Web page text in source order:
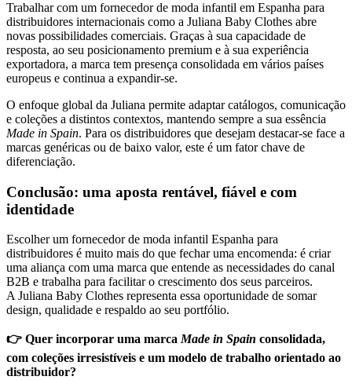
Trabalhar com um fornecedor de moda infantil em Espanha para
distribuidores internacionais como a Juliana Baby Clothes abre
novas possibilidades comerciais. Graças à sua capacidade de
resposta, ao seu posicionamento premium e à sua experiência
exportadora, a marca tem presença consolidada em vários países
europeus e continua a expandir-se.
O enfoque global da Juliana permite adaptar catálogos, comunicação
e coleções a distintos contextos, mantendo sempre a sua essência
Made in Spain. Para os distribuidores que desejam destacar-se face a
marcas genéricas ou de baixo valor, este é um fator chave de
diferenciação.
Conclusão: uma aposta rentável, fiável e com
identidade
Escolher um fornecedor de moda infantil Espanha para
distribuidores é muito mais do que fechar uma encomenda: é criar
uma aliança com uma marca que entende as necessidades do canal
B2B e trabalha para facilitar o crescimento dos seus parceiros.
A Juliana Baby Clothes representa essa oportunidade de somar
design, qualidade e respaldo ao seu portfólio.
👉 Quer incorporar uma marca Made in Spain consolidada,
com coleções irresistíveis e um modelo de trabalho orientado ao
distribuidor?